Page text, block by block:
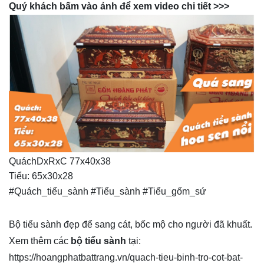
Quý khách bấm vào ảnh để xem video chi tiết >>>
QuáchDxRxC 77x40x38
Tiểu: 65x30x28
#Quách_tiểu_sành #Tiểu_sành #Tiểu_gốm_sứ
Bộ tiểu sành đẹp để sang cát, bốc mộ cho người đã khuất.
Xem thêm các bộ tiểu sành tại:
https://hoangphatbattrang.vn/quach-tieu-binh-tro-cot-bat-